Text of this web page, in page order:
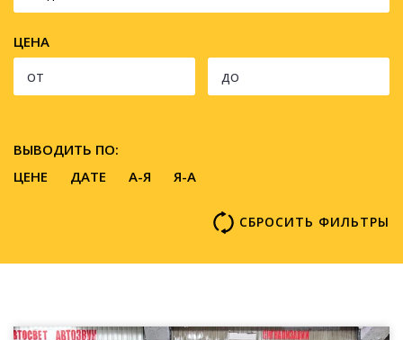
ЦЕНА
ВЫВОДИТЬ ПО:
ЦЕНЕ
ДАТЕ A-Я Я-А
СБРОСИТЬ ФИЛЬТРЫ